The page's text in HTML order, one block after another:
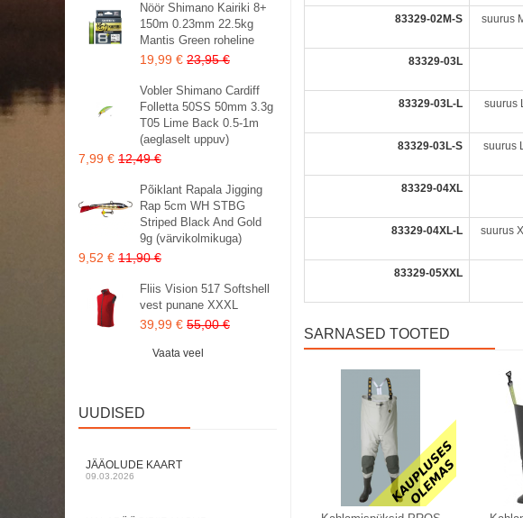
Nöör Shimano Kairiki 8+
150m 0.23mm 22.5kg
Mantis Green roheline
19,99 € 23,95 €
Vobler Shimano Cardiff
Folletta 50SS 50mm 3.3g
T05 Lime Back 0.5-1m
(aeglaselt uppuv)
7,99 € 12,49 €
Põiklant Rapala Jigging
Rap 5cm WH STBG
Striped Black And Gold
9g (värvikolmikuga)
9,52 € 11,90 €
Fliis Vision 517 Softshell
vest punane XXXL
39,99 € 55,00 €
Vaata veel
UUDISED
JÄÄOLUDE KAART
09.03.2026
83329-02M-S suurus
83329-03L
83329-03L-L suurus
83329-03L-S suurus
83329-04XL
83329-04XL-L suurus
83329-05XXL
SARNASED TOOTED